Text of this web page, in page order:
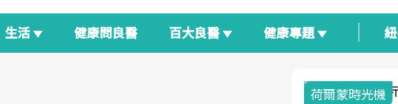
生活 健康問良醫 百大良醫 健康專題
荷爾蒙時光機